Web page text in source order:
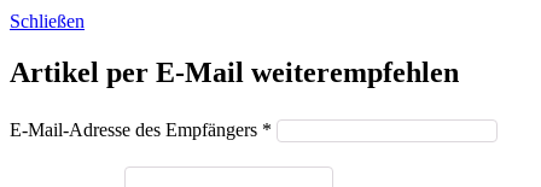
Schließen
Artikel per E-Mail weiterempfehlen
E-Mail-Adresse des Empfängers *